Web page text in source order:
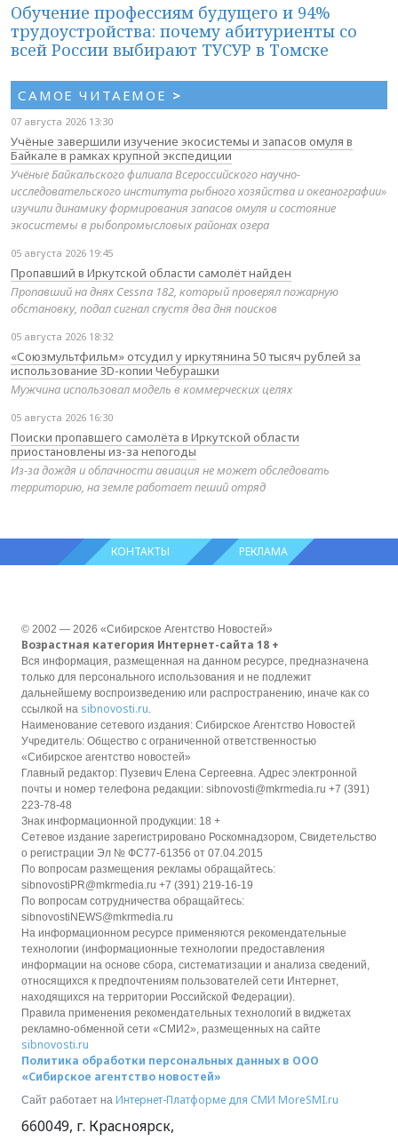
Обучение профессиям будущего и 94%
трудоустройства: почему абитуриенты со
всей России выбирают ТУСУР в Томске
САМОЕ ЧИТАЕМОЕ >
07 августа 2026 13:30
Учёные завершили изучение экосистемы и запасов омуля в
Байкале в рамках крупной экспедиции
Учёные Байкальского филиала Всероссийского научно-
исследовательского института рыбного хозяйства и океанографии»
изучили динамику формирования запасов омуля и состояние
экосистемы в рыбопромысловых районах озера
05 августа 2026 19:45
Пропавший в Иркутской области самолёт найден
Пропавший на днях Cessna 182, который проверял пожарную
обстановку, подал сигнал спустя два дня поисков
05 августа 2026 18:32
«Союзмультфильм» отсудил у иркутянина 50 тысяч рублей за
использование 3D-копии Чебурашки
Мужчина использовал модель в коммерческих целях
05 августа 2026 16:30
Поиски пропавшего самолёта в Иркутской области
приостановлены из-за непогоды
Из-за дождя и облачности авиация не может обследовать
территорию, на земле работает пеший отряд
КОНТАКТЫ РЕКЛАМА
© 2002 — 2026 «Сибирское Агентство Новостей»
Возрастная категория Интернет-сайта 18 +
Вся информация, размещенная на данном ресурсе, предназначена
только для персонального использования и не подлежит
дальнейшему воспроизведению или распространению, иначе как со
ссылкой на sibnovosti.ru.
Наименование сетевого издания: Сибирское Агентство Новостей
Учредитель: Общество с ограниченной ответственностью
«Сибирское агентство новостей»
Главный редактор: Пузевич Елена Сергеевна. Адрес электронной
почты и номер телефона редакции: sibnovosti@mkrmedia.ru +7 (391)
223-78-48
Знак информационной продукции: 18 +
Сетевое издание зарегистрировано Роскомнадзором, Свидетельство
о регистрации Эл № ФС77-61356 от 07.04.2015
По вопросам размещения рекламы обращайтесь:
sibnovostiPR@mkrmedia.ru +7 (391) 219-16-19
По вопросам сотрудничества обращайтесь:
sibnovostiNEWS@mkrmedia.ru
На информационном ресурсе применяются рекомендательные
технологии (информационные технологии предоставления
информации на основе сбора, систематизации и анализа сведений,
относящихся к предпочтениям пользователей сети Интернет,
находящихся на территории Российской Федерации).
Правила применения рекомендательных технологий в виджетах
рекламно-обменной сети «СМИ2», размещенных на сайте
sibnovosti.ru
Политика обработки персональных данных в ООО
«Сибирское агентство новостей»
Сайт работает на Интернет-Платформе для СМИ MoreSMI.ru
660049, г. Красноярск,